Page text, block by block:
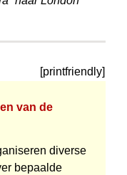
[printfriendly]
van de
diverse
bepaalde